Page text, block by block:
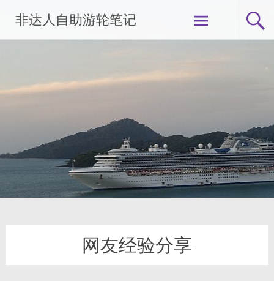
content
非达人自助游轮笔记
网友经验分享